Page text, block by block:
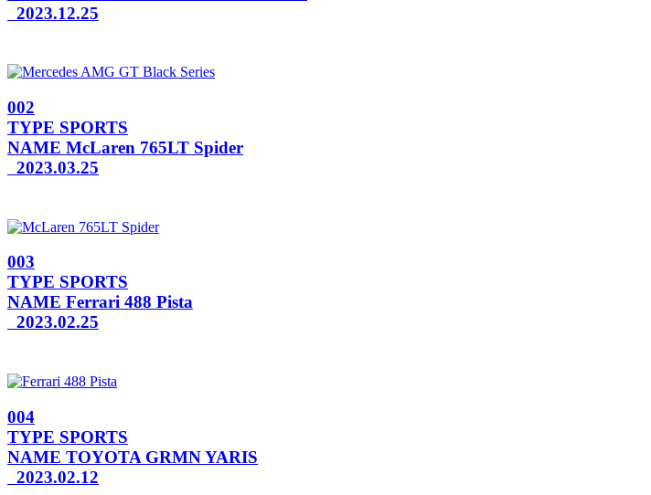
2023.12.25
002
TYPE SPORTS
NAME McLaren 765LT Spider
2023.03.25
003
TYPE SPORTS
NAME Ferrari 488 Pista
2023.02.25
004
TYPE SPORTS
NAME TOYOTA GRMN YARIS
2023.02.12